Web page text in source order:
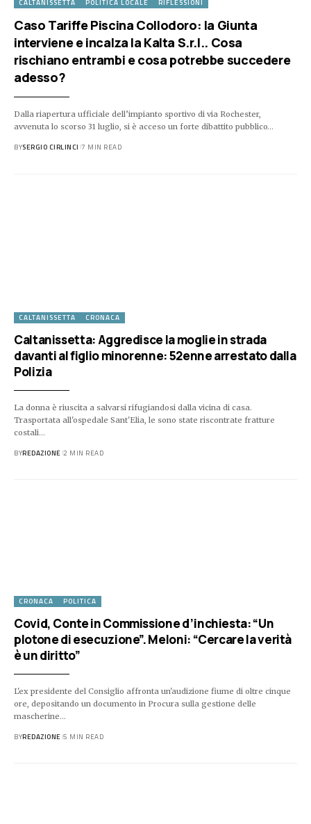
CALTANISSETTA POLITICA LOCALE RIFLESSIONI
Caso Tariffe Piscina Collodoro: la Giunta
interviene e incalza la Kalta S.r.l.. Cosa
rischiano entrambi e cosa potrebbe succedere
adesso?
Dalla riapertura ufficiale dell’impianto sportivo di via Rochester,
avvenuta lo scorso 31 luglio, si è acceso un forte dibattito pubblico…
BYSERGIO CIRLINCI 7 MIN READ
CALTANISSETTA CRONACA
Caltanissetta: Aggredisce la moglie in strada
davanti al figlio minorenne: 52enne arrestato dalla
Polizia
La donna è riuscita a salvarsi rifugiandosi dalla vicina di casa.
Trasportata all'ospedale Sant'Elia, le sono state riscontrate fratture
costali…
BYREDAZIONE 2 MIN READ
CRONACA POLITICA
Covid, Conte in Commissione d’inchiesta: “Un
plotone di esecuzione”. Meloni: “Cercare la verità
è un diritto”
L'ex presidente del Consiglio affronta un'audizione fiume di oltre cinque
ore, depositando un documento in Procura sulla gestione delle
mascherine…
BYREDAZIONE 5 MIN READ